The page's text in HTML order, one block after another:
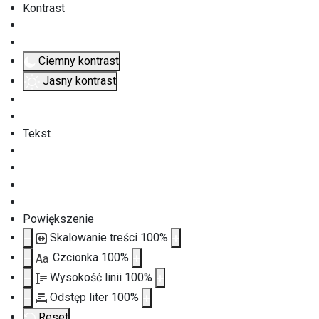
Kontrast
Ciemny kontrast
Jasny kontrast
Tekst
Powiększenie
Skalowanie treści 100%
Aa Czcionka 100%
Wysokość linii 100%
Odstęp liter 100%